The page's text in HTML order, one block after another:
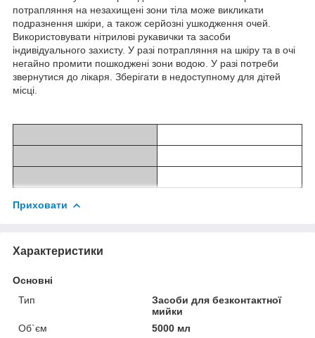
потрапляння на незахищені зони тіла може викликати
подразнення шкіри, а також серйозні ушкодження очей.
Використовувати нітрилові рукавички та засоби
індивідуального захисту. У разі потрапляння на шкіру та в очі
негайно промити пошкоджені зони водою. У разі потреби
звернутися до лікаря. Зберігати в недоступному для дітей
місці.
Приховати
Характеристики
Основні
Тип
Засоби для безконтактної
мийки
Об`єм
5000 мл